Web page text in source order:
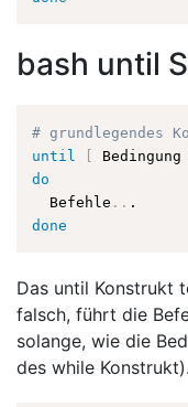
bash until
# grundlegendes
until
[ Bedingung
do
  Befehle
..
done
Das until Konstrukt
falsch, führt die
solange, wie die
des while Konstrukt).